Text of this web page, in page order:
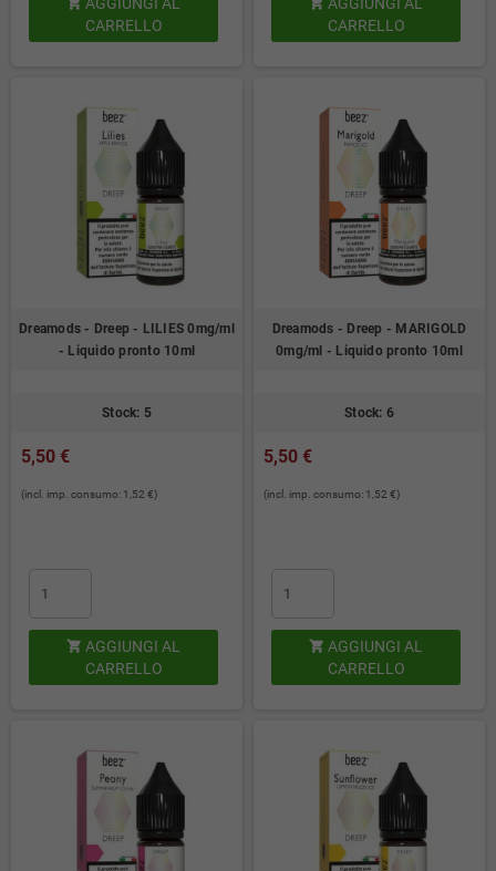

CARRELLO

CARRELLO
Dreamods - Dreep - LILIES 0mg/ml
- Liquido pronto 10ml
Stock: 5
5,50 €
(incl. imp. consumo: 1,52 €)
 AGGIUNGI AL
CARRELLO
Dreamods - Dreep - MARIGOLD
0mg/ml - Liquido pronto 10ml
Stock: 6
5,50 €
(incl. imp. consumo: 1,52 €)
 AGGIUNGI AL
CARRELLO